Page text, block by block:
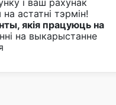
і ваш рахунак
астатні тэрмін!
якія працуюць на
на выкарыстанне